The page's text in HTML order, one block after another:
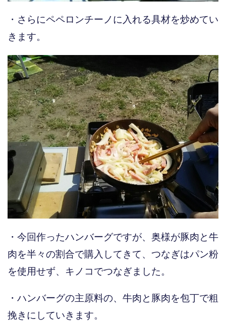
・さらにペペロンチーノに入れる具材を炒めてい
きます。
・今回作ったハンバーグですが、奥様が豚肉と牛
肉を半々の割合で購入してきて、つなぎはパン粉
を使用せず、キノコでつなぎました。
・ハンバーグの主原料の、牛肉と豚肉を包丁で粗
挽きにしていきます。